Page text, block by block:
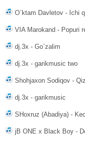
O`ktam Davletov - Ichi
VIA Marokand - Popuri
dj.3x - Go`zalim
dj.3x - garikmusic two
Shohjaxon Sodiqov -
dj.3x - garikmusic
SHoxruz (Abadiya) -
jB ONE x Black Boy -